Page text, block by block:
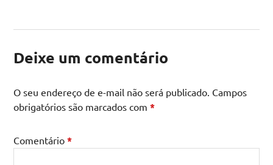
Deixe um comentário
O seu endereço de e-mail não será publicado. Campos
obrigatórios são marcados com*
Comentário*